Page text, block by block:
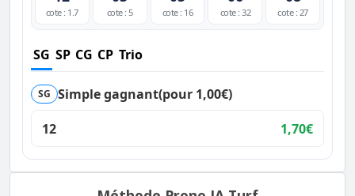
cote : 1.7 cote : 5 cote : 16 cote : 32 cote : 27
SG SP CG CP Trio
SG Simple gagnant(pour 1,00€)
12
1,70€